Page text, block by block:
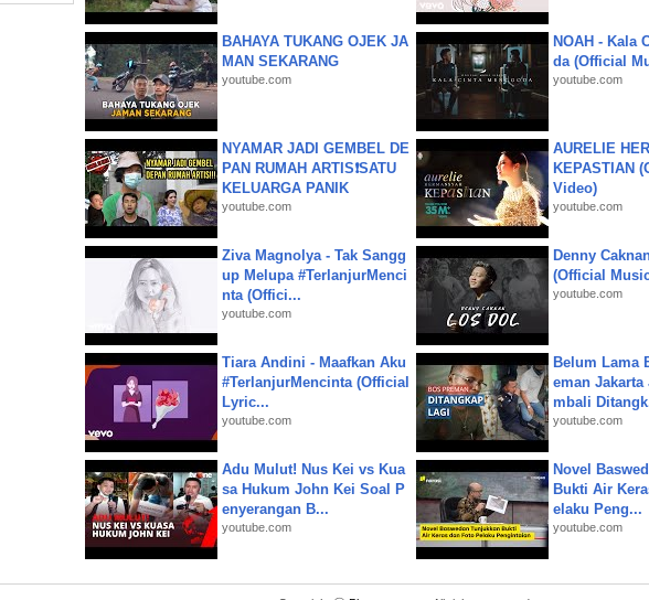
BAHAYA TUKANG OJEK JA
MAN SEKARANG
youtube.com
NOAH - Kala
da (Official
youtube.com
NYAMAR JADI GEMBEL DE
PAN RUMAH ARTIS❗SATU
KELUARGA PANIK
youtube.com
AURELIE
KEPASTIAN
Video)
youtube.com
Ziva Magnolya - Tak Sangg
up Melupa #TerlanjurMenci
nta (Offici...
youtube.com
Denny
(Official
youtube.com
Tiara Andini - Maafkan Aku
#TerlanjurMencinta (Official
Lyric...
youtube.com
Belum Lama
eman
mbali
youtube.com
Adu Mulut! Nus Kei vs Kua
sa Hukum John Kei Soal P
enyerangan B...
youtube.com
Novel
Bukti Air
elaku Peng...
youtube.com